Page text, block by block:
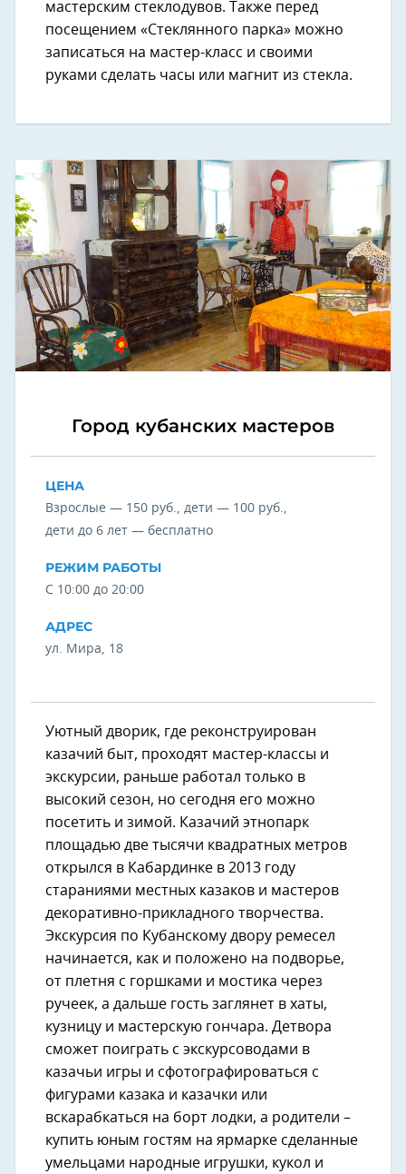
мастерским стеклодувов. Также перед
посещением «Стеклянного парка» можно
записаться на мастер-класс и своими
руками сделать часы или магнит из стекла.
Город кубанских мастеров
ЦЕНА
Взрослые — 150 руб., дети — 100 руб.,
дети до 6 лет — бесплатно
РЕЖИМ РАБОТЫ
С 10:00 до 20:00
АДРЕС
ул. Мира, 18
Уютный дворик, где реконструирован
казачий быт, проходят мастер-классы и
экскурсии, раньше работал только в
высокий сезон, но сегодня его можно
посетить и зимой. Казачий этнопарк
площадью две тысячи квадратных метров
открылся в Кабардинке в 2013 году
стараниями местных казаков и мастеров
декоративно-прикладного творчества.
Экскурсия по Кубанскому двору ремесел
начинается, как и положено на подворье,
от плетня с горшками и мостика через
ручеек, а дальше гость заглянет в хаты,
кузницу и мастерскую гончара. Детвора
сможет поиграть с экскурсоводами в
казачьи игры и сфотографироваться с
фигурами казака и казачки или
вскарабкаться на борт лодки, а родители –
купить юным гостям на ярмарке сделанные
умельцами народные игрушки, кукол и